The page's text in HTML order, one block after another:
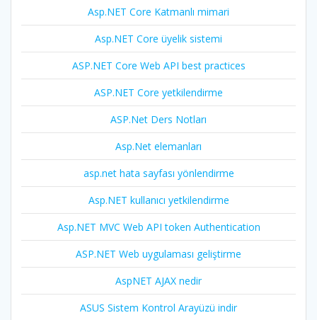
Asp.NET Core Katmanlı mimari
Asp.NET Core üyelik sistemi
ASP.NET Core Web API best practices
ASP.NET Core yetkilendirme
ASP.Net Ders Notları
Asp.Net elemanları
asp.net hata sayfası yönlendirme
Asp.NET kullanıcı yetkilendirme
Asp.NET MVC Web API token Authentication
ASP.NET Web uygulaması geliştirme
AspNET AJAX nedir
ASUS Sistem Kontrol Arayüzü indir